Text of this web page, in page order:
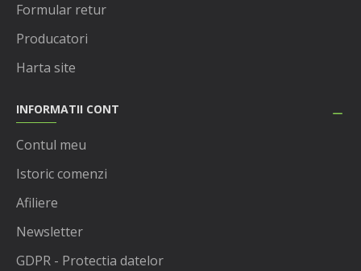
Formular retur
Producatori
Harta site
INFORMATII CONT
Contul meu
Istoric comenzi
Afiliere
Newsletter
GDPR - Protectia datelor